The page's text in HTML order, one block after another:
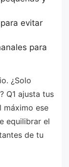
evitar
para
¿Solo
Q1 ajusta tus
máximo ese
equilibrar el
de tu